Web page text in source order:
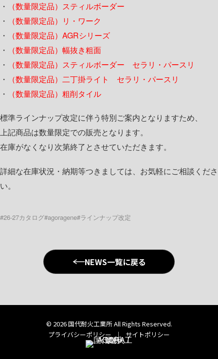
・
（数量限定品）スティルボーダー
・
（数量限定品）リ・ワーク
・
（数量限定品）AGRシリーズ
・
（数量限定品）幅抜き粗面
・
（数量限定品）スティルボーダー セラリ・パースリ
・
（数量限定品）二丁掛ライト セラリ・パースリ
・
（数量限定品）粗削タイル
標準ラインナップ改定に伴う特別ご案内となりますため、
上記商品は数量限定での販売となります。
在庫がなくなり次第終了とさせていただきます。
詳細な在庫状況・納期等つきましては、お気軽にご相談くださ
い。
#26-27カタログ#agoragene#ラインナップ改定
NEWS一覧に戻る
© 2026 国代耐火工業所 All Rights Reserved.
プライバシーポリシー
｜ サイトポリシー